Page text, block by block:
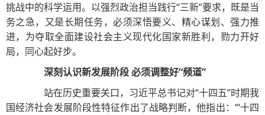
挑战中的科学运用。以强烈政治担当践行“三新”要求，既是当
务之急，又是长期任务，必须深悟要义、精心谋划、强力推
进，为夺取全面建设社会主义现代化国家新胜利，勠力开好
局，同心起好步。
深刻认识新发展阶段 必须调整好“频道”
站在历史重要关口，习近平总书记对“十四五”时期我
国经济社会发展阶段性特征作出了战略判断，他指出：“‘十四